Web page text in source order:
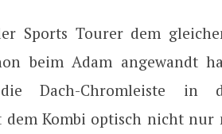
Sports Tourer dem
beim Adam angewandt
Dach-Chromleiste in
Kombi optisch nicht nur